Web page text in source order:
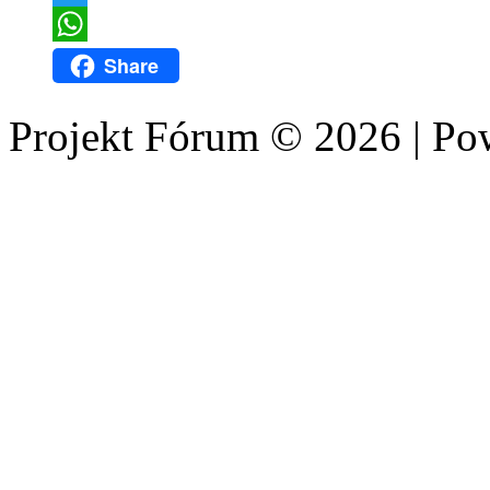
Twitter
WhatsAppShare
Projekt Fórum © 2026 |